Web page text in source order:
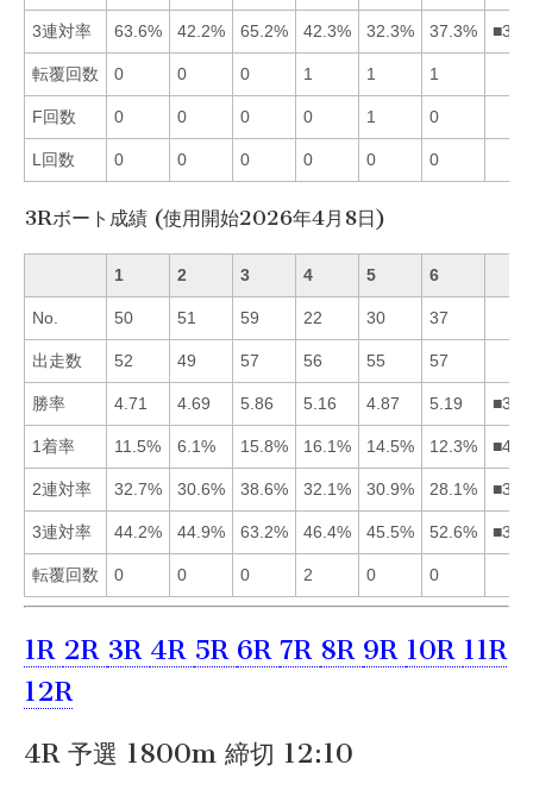
3連対率 63.6% 42.2% 65.2% 42.3% 32.3% 37.3%
転覆回数 0 0 0 1 1 1
F回数 0 0 0 0 1 0
L回数 0 0 0 0 0 0
3Rボート成績 (使用開始2026年4月8日)
1 2 3 4 5 6
No. 50 51 59 22 30 37
出走数 52 49 57 56 55 57
勝率 4.71 4.69 5.86 5.16 4.87 5.19
1着率 11.5% 6.1% 15.8% 16.1% 14.5% 12.3%
2連対率 32.7% 30.6% 38.6% 32.1% 30.9% 28.1%
3連対率 44.2% 44.9% 63.2% 46.4% 45.5% 52.6%
転覆回数 0 0 0 2 0 0
1R 2R 3R 4R 5R 6R 7R 8R 9R 10R 11R
12R
4R 予選 1800m 締切 12:10